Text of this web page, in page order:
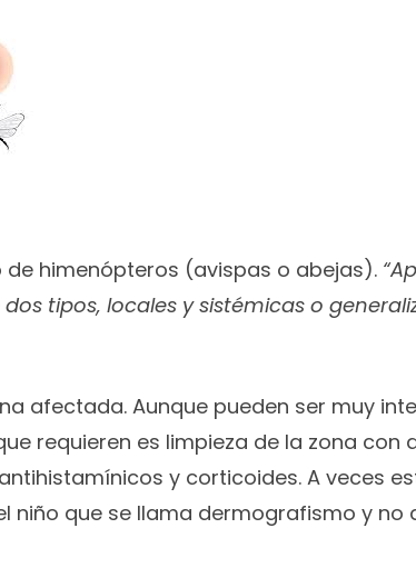
himenópteros (avispas o abejas).
tipos, locales y sistémicas o
afectada. Aunque pueden ser muy
requieren es limpieza de la zona con
y corticoides. A veces
niño que se llama dermografismo y no